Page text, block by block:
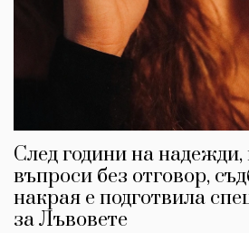
След години на
въпроси без отговор,
накрая е подготвила
за Лъвовете